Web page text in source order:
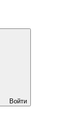
Войти